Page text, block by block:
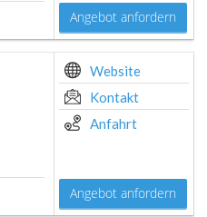
Angebot anfordern
Website
Kontakt
Anfahrt
Angebot anfordern